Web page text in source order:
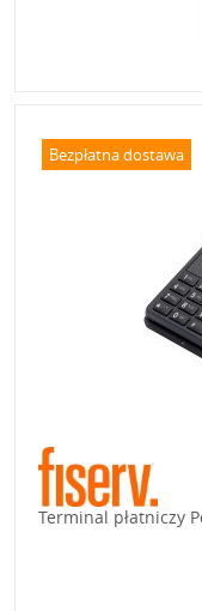
Bezpłatna dostawa
Terminal płatniczy